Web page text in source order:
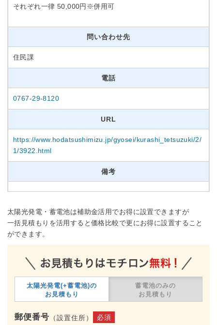
それぞれ一律 50,000円※併用可
問い合わせ先
住民課
電話
0767-29-8120
URL
https://www.hodatsushimizu.jp/gyosei/kurashi_tetsuzuki/2/
1/3922.html
備考
太陽光発電・蓄電池は補助金活用でお得に設置できますが
一括見積もりを活用すると価格比較で更にお得に設置すること
ができます。
太陽光発電(+蓄電池)の
お見積もり
蓄電池のみの
お見積もり
郵便番号 （設置住所） 必須